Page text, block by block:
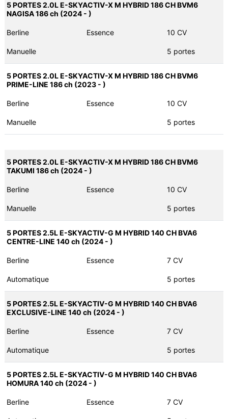
5 PORTES 2.0L E-SKYACTIV-X M HYBRID 186 CH BVM6
NAGISA 186 ch (2024 - )
Berline Essence 10 CV
Manuelle 5 portes
5 PORTES 2.0L E-SKYACTIV-X M HYBRID 186 CH BVM6
PRIME-LINE 186 ch (2023 - )
Berline Essence 10 CV
Manuelle 5 portes
5 PORTES 2.0L E-SKYACTIV-X M HYBRID 186 CH BVM6
TAKUMI 186 ch (2024 - )
Berline Essence 10 CV
Manuelle 5 portes
5 PORTES 2.5L E-SKYACTIV-G M HYBRID 140 CH BVA6
CENTRE-LINE 140 ch (2024 - )
Berline Essence 7 CV
Automatique 5 portes
5 PORTES 2.5L E-SKYACTIV-G M HYBRID 140 CH BVA6
EXCLUSIVE-LINE 140 ch (2024 - )
Berline Essence 7 CV
Automatique 5 portes
5 PORTES 2.5L E-SKYACTIV-G M HYBRID 140 CH BVA6
HOMURA 140 ch (2024 - )
Berline Essence 7 CV